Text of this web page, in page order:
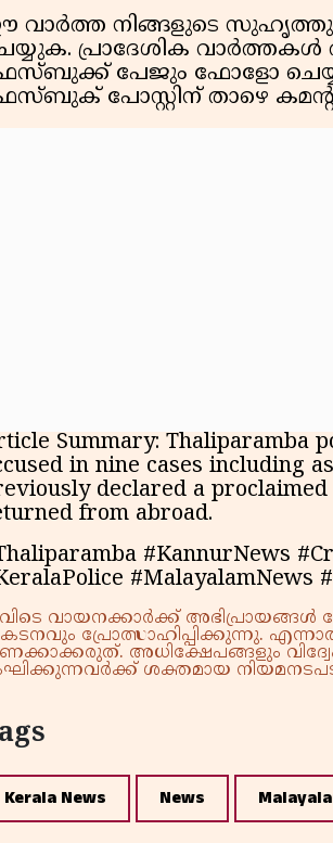
വാർത്ത നിങ്ങളുടെ
പ്രാദേശിക
പേജും ഫോളോ
പോസ്റ്റിന് താഴെ
Summary: Thaliparamba
in nine cases including
declared a
from abroad.
#KannurNews
#MalayalamNews
വായനക്കാർക്ക് അഭിപ്രായങ്ങൾ
പ്രോത്സാഹിപ്പിക്കുന്നു.
അധിക്ഷേപങ്ങളും
ശക്തമായ നിയമനടപടി
Kerala News News